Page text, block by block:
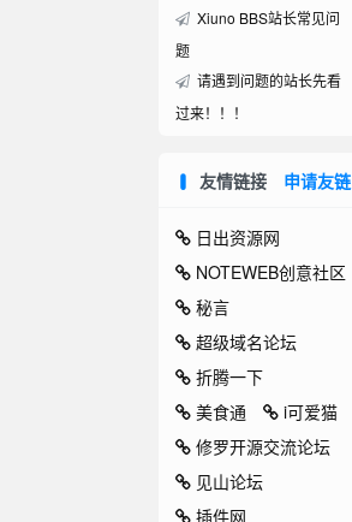
Xiuno BBS站长常见问
题
请遇到问题的站长先看
过来！！！
友情链接 申请友链
日出资源网
NOTEWEB创意社区
秘言
超级域名论坛
折腾一下
美食通
i可爱猫
修罗开源交流论坛
见山论坛
插件网